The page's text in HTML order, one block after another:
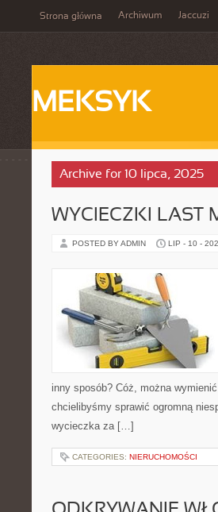
Strona główna Archiwum Jaccuzi
MEKSYK
Archive for 10 lipca, 2025
WYCIECZKI LAST
POSTED BY ADMIN LIP - 10 -
inny sposób? Cóż, można
chcielibyśmy sprawić ogromną
wycieczka za […]
CATEGORIES: NIERUCHOMOŚCI